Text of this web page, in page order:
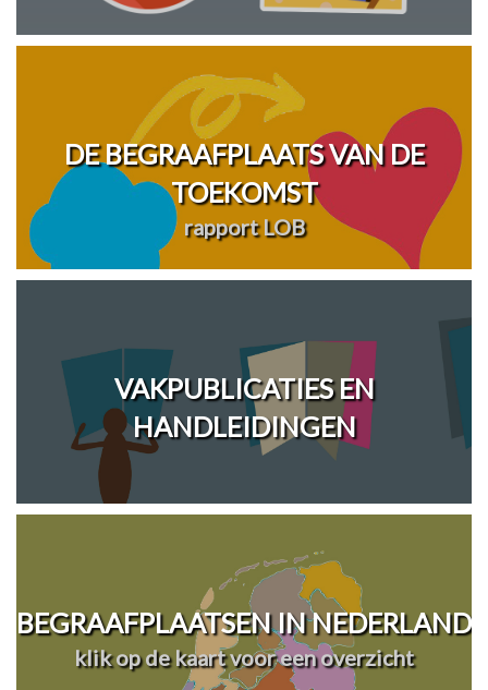
DE BEGRAAFPLAATS VAN DE
TOEKOMST
rapport LOB
VAKPUBLICATIES EN
HANDLEIDINGEN
BEGRAAFPLAATSEN IN NEDERLAND
klik op de kaart voor een overzicht